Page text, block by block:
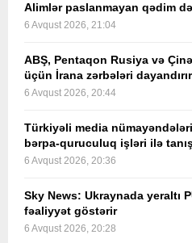
Alimlər paslanmayan qədim
6 Avqust 2026, 21:04
ABŞ, Pentaqon Rusiya və Çinə
üçün İrana zərbələri dayandırır
6 Avqust 2026, 20:44
Türkiyəli media
bərpa-quruculuq işləri ilə
6 Avqust 2026, 20:36
Sky News: Ukraynada yeraltı
fəaliyyət göstərir
6 Avqust 2026, 20:28